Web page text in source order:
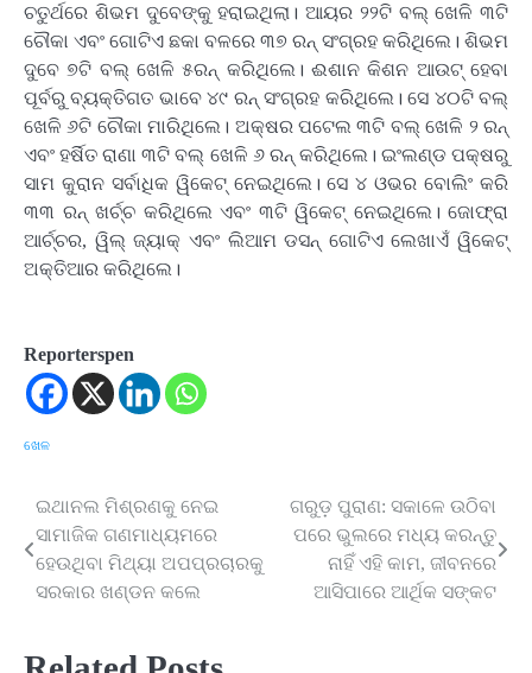
ଚତୁର୍ଥରେ ଶିଭମ ଦୁବେଙ୍କୁ ହରାଇଥିଲା। ଆୟର ୨୨ଟି ବଲ୍‌ ଖେଳି ୩ଟି
ଚୌକା ଏବଂ ଗୋଟିଏ ଛକା ବଳରେ ୩୭ ରନ୍‌ ସଂଗ୍ରହ କରିଥିଲେ। ଶିଭମ
ଦୁବେ ୭ଟି ବଲ୍‌ ଖେଳି ୫ରନ୍‌ କରିଥିଲେ। ଈଶାନ କିଶନ ଆଉଟ୍‌ ହେବା
ପୂର୍ବରୁ ବ୍ୟକ୍ତିଗତ ଭାବେ ୪୯ ରନ୍‌ ସଂଗ୍ରହ କରିଥିଲେ। ସେ ୪୦ଟି ବଲ୍‌
ଖେଳି ୬ଟି ଚୌକା ମାରିଥିଲେ। ଅକ୍ଷର ପଟେଲ ୩ଟି ବଲ୍‌ ଖେଳି ୨ ରନ୍‌
ଏବଂ ହର୍ଷିତ ରାଣା ୩ଟି ବଲ୍‌ ଖେଳି ୬ ରନ୍‌ କରିଥିଲେ। ଇଂଲଣ୍ଡ ପକ୍ଷରୁ
ସାମ କୁରାନ ସର୍ବାଧିକ ୱିକେଟ୍‌ ନେଇଥିଲେ। ସେ ୪ ଓଭର ବୋଲିଂ କରି
୩୩ ରନ୍‌ ଖର୍ଚ୍ଚ କରିଥିଲେ ଏବଂ ୩ଟି ୱିକେଟ୍‌ ନେଇଥିଲେ। ଜୋଫ୍ରା
ଆର୍ଚ୍ଚର, ୱିଲ୍‌ ଜ୍ୟାକ୍‌ ଏବଂ ଲିଆମ ଡସନ୍‌ ଗୋଟିଏ ଲେଖାଏଁ ୱିକେଟ୍‌
ଅକ୍ତିଆର କରିଥିଲେ।
Reporterspen
ଖେଳ
Post
navigation
ଇଥାନଲ ମିଶ୍ରଣକୁ ନେଇ
ସାମାଜିକ ଗଣମାଧ୍ୟମରେ
ହେଉଥିବା ମିଥ୍ୟା ଅପପ୍ରଚାରକୁ
ସରକାର ଖଣ୍ଡନ କଲେ
ଗରୁଡ଼ ପୁରାଣ: ସକାଳେ ଉଠିବା
ପରେ ଭୁଲରେ ମଧ୍ୟ କରନ୍ତୁ
ନାହିଁ ଏହି କାମ, ଜୀବନରେ
ଆସିପାରେ ଆର୍ଥିକ ସଙ୍କଟ